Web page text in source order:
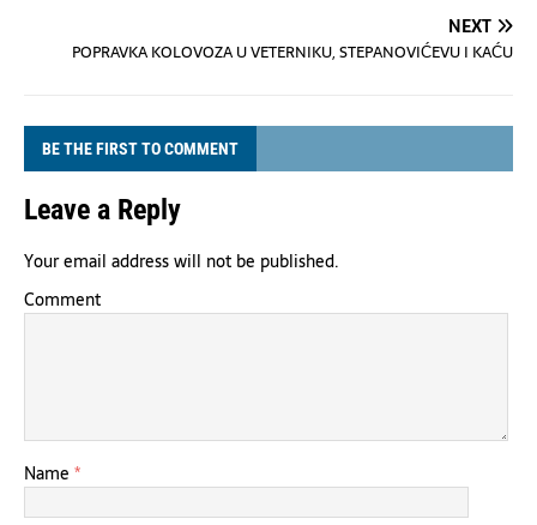
NEXT
POPRAVKA KOLOVOZA U VETERNIKU, STEPANOVIĆEVU I KAĆU
BE THE FIRST TO COMMENT
Leave a Reply
Your email address will not be published.
Comment
Name *